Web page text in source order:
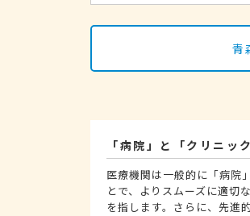
青
「病院」と「クリニッ
医療機関は一般的に「病院
とで、よりスムーズに適切
を指します。さらに、先進